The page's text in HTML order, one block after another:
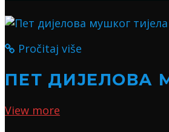
Pročitaj više
ПЕТ ДИЈЕЛОВА
View more